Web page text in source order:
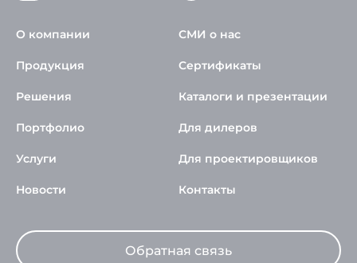
О компании
Продукция
Решения
Портфолио
Услуги
Новости
СМИ о нас
Сертификаты
Каталоги и презентации
Для дилеров
Для проектировщиков
Контакты
Обратная связь